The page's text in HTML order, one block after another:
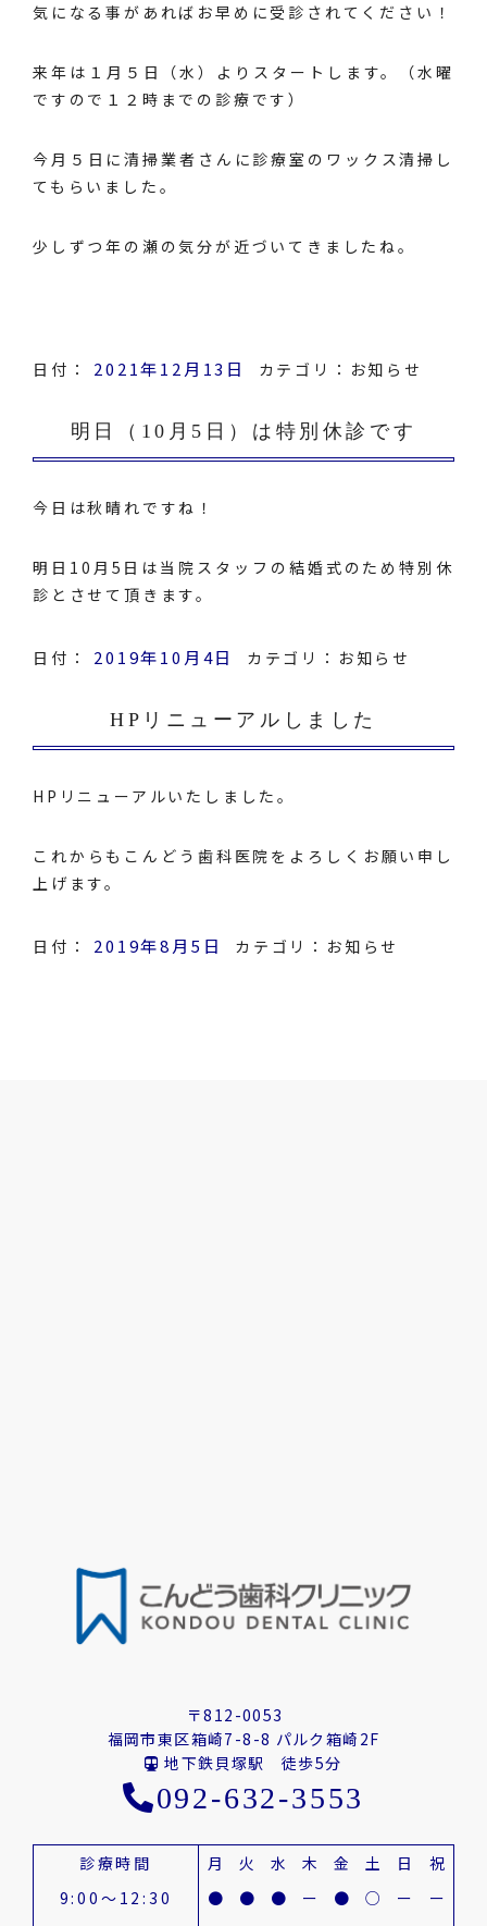
気になる事があればお早めに受診されてください！
来年は１月５日（水）よりスタートします。（水曜
ですので１２時までの診療です）
今月５日に清掃業者さんに診療室のワックス清掃し
てもらいました。
少しずつ年の瀬の気分が近づいてきましたね。
日付： 2021年12月13日 カテゴリ： お知らせ
明日（10月5日）は特別休診です
今日は秋晴れですね！
明日10月5日は当院スタッフの結婚式のため特別休
診とさせて頂きます。
日付： 2019年10月4日 カテゴリ： お知らせ
HPリニューアルしました
HPリニューアルいたしました。
これからもこんどう歯科医院をよろしくお願い申し
上げます。
日付： 2019年8月5日 カテゴリ： お知らせ
〒812-0053
福岡市東区箱崎7-8-8 パルク箱崎2F
地下鉄貝塚駅 徒歩5分
092-632-3553
診療時間 月 火 水 木 金 土 日
祝
9:00～12:30
● ● ● ー ● ○ ー
ー